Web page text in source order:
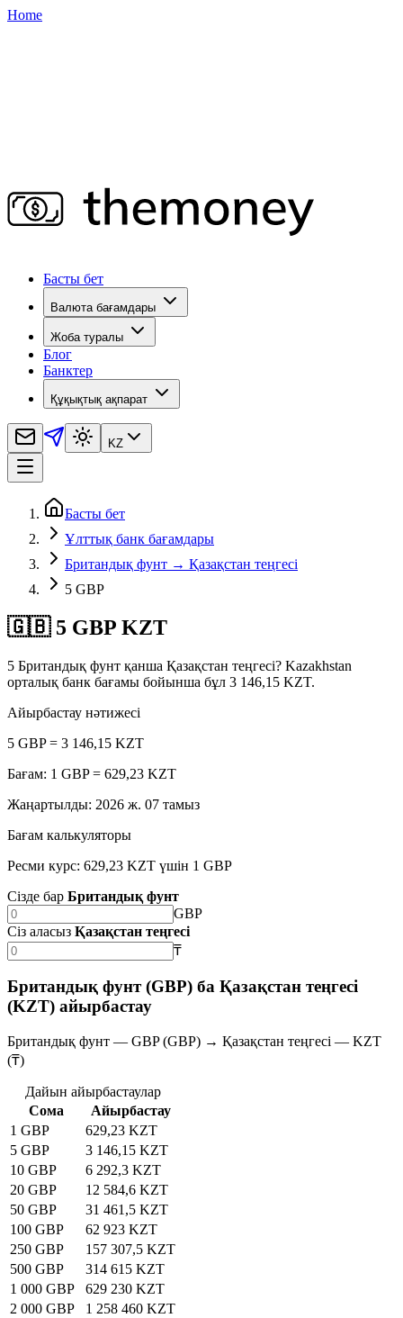
Home
Басты бет
Валюта бағамдары
Жоба туралы
Блог
Банктер
Құқықтық ақпарат
KZ
Басты бет
Ұлттық банк бағамдары
Британдық фунт → Қазақстан теңгесі
5 GBP
🇬🇧 5 GBP KZT
5 Британдық фунт қанша Қазақстан теңгесі? Kazakhstan
орталық банк бағамы бойынша бұл 3 146,15 KZT.
Айырбастау нәтижесі
5 GBP = 3 146,15 KZT
Бағам: 1 GBP = 629,23 KZT
Жаңартылды: 2026 ж. 07 тамыз
Бағам калькуляторы
Ресми курс: 629,23 KZT үшін 1 GBP
Сізде бар Британдық фунт
GBP
Сіз аласыз Қазақстан теңгесі
₸
Британдық фунт (GBP) ба Қазақстан теңгесі
(KZT) айырбастау
Британдық фунт — GBP (GBP) → Қазақстан теңгесі — KZT
(₸)
Дайын айырбастаулар
Сома
Айырбастау
1 GBP
629,23 KZT
5 GBP
3 146,15 KZT
10 GBP
6 292,3 KZT
20 GBP
12 584,6 KZT
50 GBP
31 461,5 KZT
100 GBP
62 923 KZT
250 GBP
157 307,5 KZT
500 GBP
314 615 KZT
1 000 GBP
629 230 KZT
2 000 GBP
1 258 460 KZT